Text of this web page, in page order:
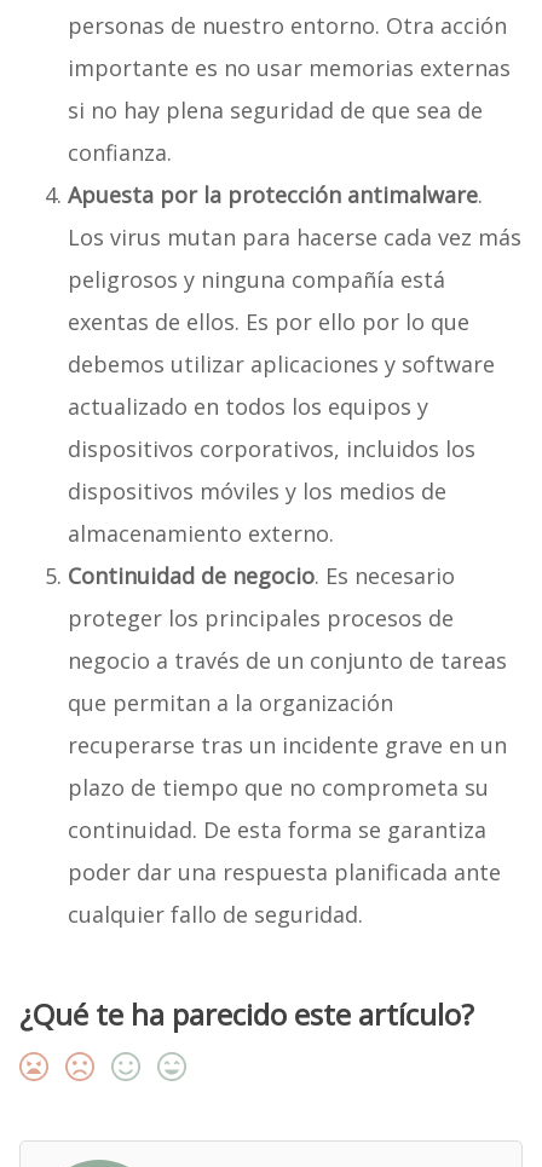
personas de nuestro entorno. Otra acción
importante es no usar memorias externas
si no hay plena seguridad de que sea de
confianza.
Apuesta por la protección antimalware.
Los virus mutan para hacerse cada vez más
peligrosos y ninguna compañía está
exentas de ellos. Es por ello por lo que
debemos utilizar aplicaciones y software
actualizado en todos los equipos y
dispositivos corporativos, incluidos los
dispositivos móviles y los medios de
almacenamiento externo.
Continuidad de negocio. Es necesario
proteger los principales procesos de
negocio a través de un conjunto de tareas
que permitan a la organización
recuperarse tras un incidente grave en un
plazo de tiempo que no comprometa su
continuidad. De esta forma se garantiza
poder dar una respuesta planificada ante
cualquier fallo de seguridad.
¿Qué te ha parecido este artículo?